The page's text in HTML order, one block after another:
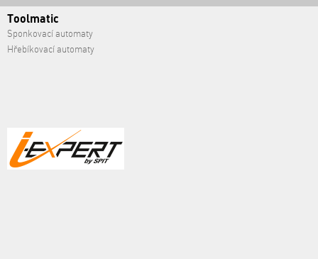
Toolmatic
Sponkovací automaty
Hřebíkovací automaty